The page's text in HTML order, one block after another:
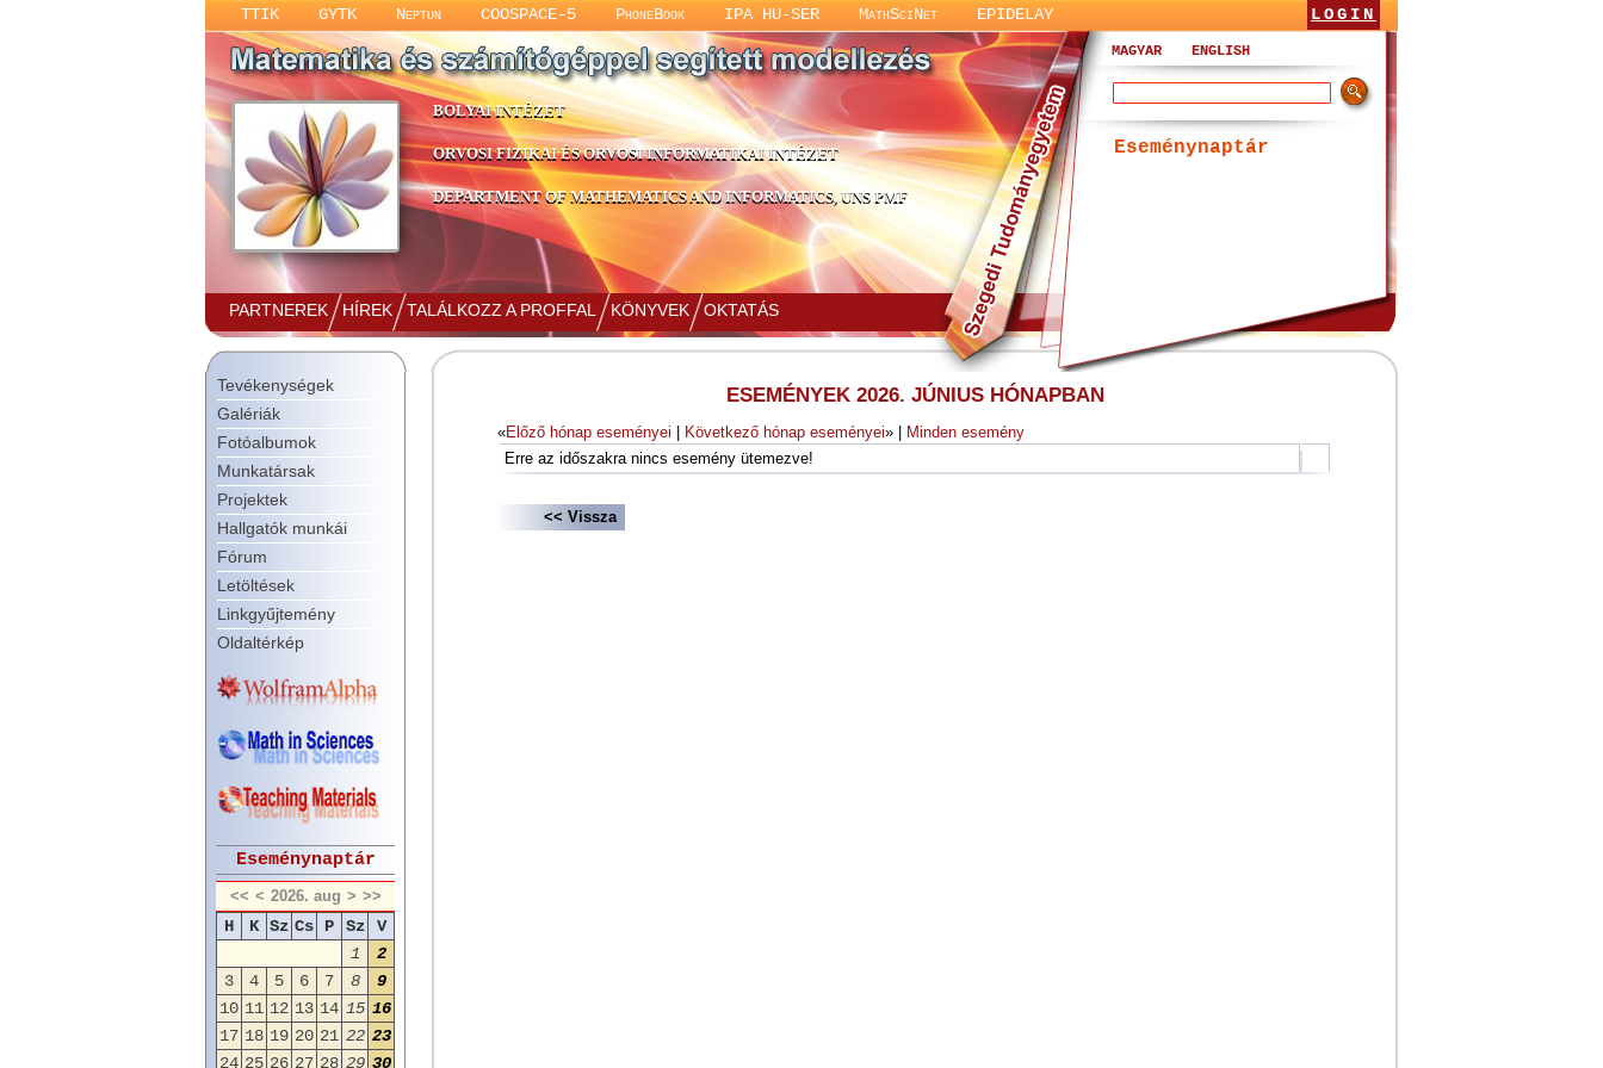
TTIK GYTK Neptun COOSPACE-5 PhoneBook IPA HU-SER MathSciNet EPIDELAY LOGIN
BOLYAI INTÉZET
ORVOSI FIZIKAI ÉS ORVOSI INFORMATIKAI INTÉZET
DEPARTMENT OF MATHEMATICS AND INFORMATICS, UNS PMF
PARTNEREK HÍREK TALÁLKOZZ A PROFFAL KÖNYVEK OKTATÁS
MAGYAR ENGLISH
Eseménynaptár
Tevékenységek
Galériák
Fotóalbumok
Munkatársak
Projektek
Hallgatók munkái
Fórum
Letöltések
Linkgyűjtemény
Oldaltérkép
Eseménynaptár
<< < 2026. aug > >>
H K Sz Cs P Sz
V
1
2
3
4 5 6 7 8
9
10 11 12 13 14 15 16
17 18 19 20 21 22 23
24 25 26 27 28 29 30
ESEMÉNYEK 2026. JÚNIUS HÓNAPBAN
«Előző hónap eseményei Következő hónap eseményei» |
Minden esemény
Erre az időszakra nincs esemény ütemezve!
<< Vissza